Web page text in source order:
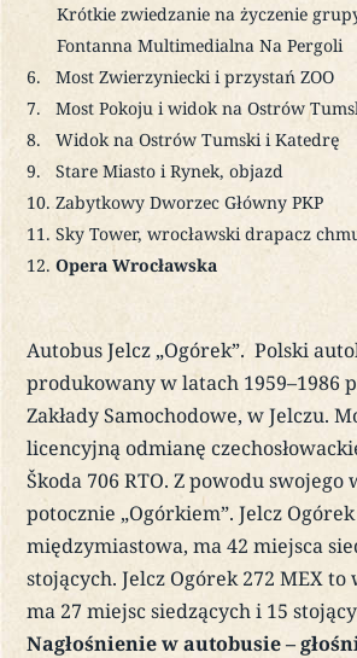
Krótkie zwiedzanie na życzenie
Fontanna Multimedialna Na Pergoli
Most Zwierzyniecki i przystań ZOO
Most Pokoju i widok na Ostrów
Widok na Ostrów Tumski i Katedrę
Stare Miasto i Rynek, objazd
Zabytkowy Dworzec Główny PKP
Sky Tower, wrocławski drapacz
Opera Wrocławska
Autobus Jelcz „Ogórek”. Polski
produkowany w latach 1959–1986
Zakłady Samochodowe, w Jelczu.
licencyjną odmianę
Škoda 706 RTO. Z powodu
potocznie „Ogórkiem”. Jelcz
międzymiastowa, ma 42 miejsca
stojących. Jelcz Ogórek 272 MEX
ma 27 miejsc siedzących i 15
Nagłośnienie w autobusie –